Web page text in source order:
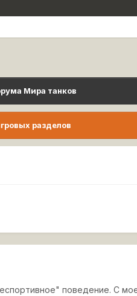
Мира танков
разделов
поведение. С